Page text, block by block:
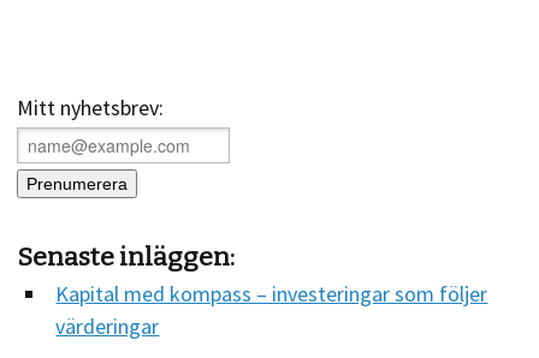
Mitt nyhetsbrev:
Senaste inläggen:
Kapital med kompass – investeringar som följer
värderingar